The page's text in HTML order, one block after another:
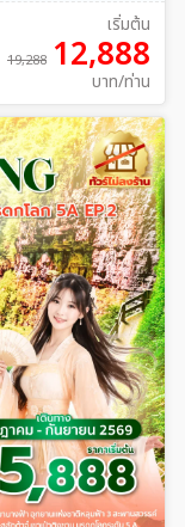
เริ่มต้น
19,288 12,888
บาท/ท่าน